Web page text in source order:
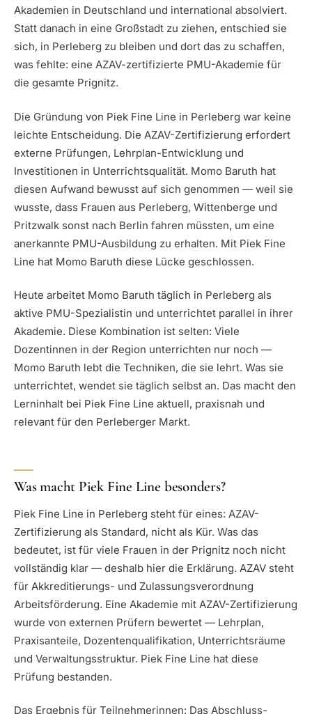
Akademien in Deutschland und international absolviert.
Statt danach in eine Großstadt zu ziehen, entschied sie
sich, in Perleberg zu bleiben und dort das zu schaffen,
was fehlte: eine AZAV-zertifizierte PMU-Akademie für
die gesamte Prignitz.
Die Gründung von Piek Fine Line in Perleberg war keine
leichte Entscheidung. Die AZAV-Zertifizierung erfordert
externe Prüfungen, Lehrplan-Entwicklung und
Investitionen in Unterrichtsqualität. Momo Baruth hat
diesen Aufwand bewusst auf sich genommen — weil sie
wusste, dass Frauen aus Perleberg, Wittenberge und
Pritzwalk sonst nach Berlin fahren müssten, um eine
anerkannte PMU-Ausbildung zu erhalten. Mit Piek Fine
Line hat Momo Baruth diese Lücke geschlossen.
Heute arbeitet Momo Baruth täglich in Perleberg als
aktive PMU-Spezialistin und unterrichtet parallel in ihrer
Akademie. Diese Kombination ist selten: Viele
Dozentinnen in der Region unterrichten nur noch —
Momo Baruth lebt die Techniken, die sie lehrt. Was sie
unterrichtet, wendet sie täglich selbst an. Das macht den
Lerninhalt bei Piek Fine Line aktuell, praxisnah und
relevant für den Perleberger Markt.
Was macht Piek Fine Line besonders?
Piek Fine Line in Perleberg steht für eines: AZAV-
Zertifizierung als Standard, nicht als Kür. Was das
bedeutet, ist für viele Frauen in der Prignitz noch nicht
vollständig klar — deshalb hier die Erklärung. AZAV steht
für Akkreditierungs- und Zulassungsverordnung
Arbeitsförderung. Eine Akademie mit AZAV-Zertifizierung
wurde von externen Prüfern bewertet — Lehrplan,
Praxisanteile, Dozentenqualifikation, Unterrichtsräume
und Verwaltungsstruktur. Piek Fine Line hat diese
Prüfung bestanden.
Das Ergebnis für Teilnehmerinnen: Das Abschluss-